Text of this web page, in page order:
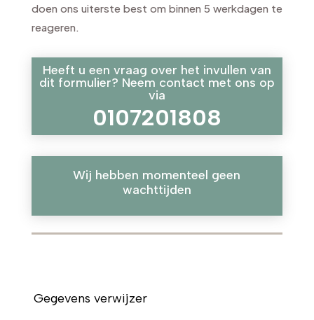
doen ons uiterste best om binnen 5 werkdagen te
reageren.
Heeft u een vraag over het invullen van
dit formulier? Neem contact met ons op
via
0107201808
Wij hebben momenteel geen
wachttijden
Leave
Gegevens verwijzer